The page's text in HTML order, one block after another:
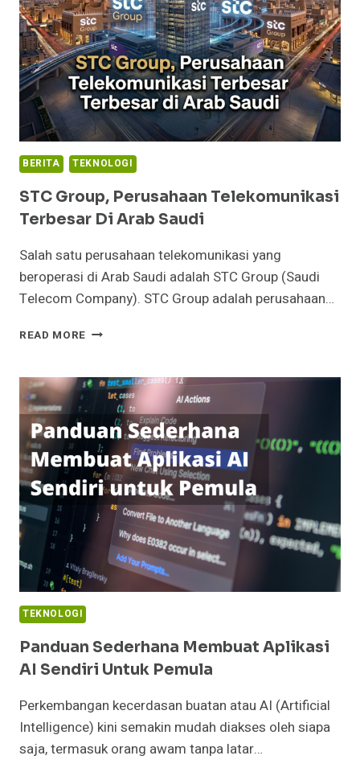
BERITA TEKNOLOGI
STC Group, Perusahaan Telekomunikasi
Terbesar Di Arab Saudi
Salah satu perusahaan telekomunikasi yang
beroperasi di Arab Saudi adalah STC Group (Saudi
Telecom Company). STC Group adalah perusahaan…
READ MORE STC
TELEKOMUNIKASI
TERBESAR
DI
ARAB
SAUDI
TEKNOLOGI
Panduan Sederhana Membuat Aplikasi
AI Sendiri Untuk Pemula
Perkembangan kecerdasan buatan atau AI (Artificial
Intelligence) kini semakin mudah diakses oleh siapa
saja, termasuk orang awam tanpa latar…